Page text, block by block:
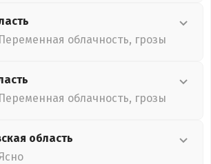
Переменная облачность, грозы
Переменная облачность, грозы
область